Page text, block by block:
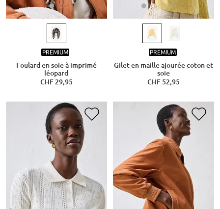
PREMIUM
Foulard en soie à imprimé
léopard
CHF 29,95
PREMIUM
Gilet en maille ajourée coton et
soie
CHF 52,95